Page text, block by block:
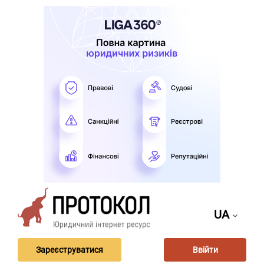
UA
Зареєструватися Ввійти